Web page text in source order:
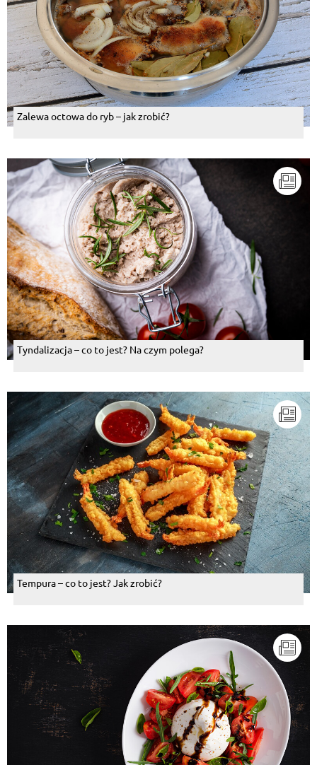
Zalewa octowa do ryb – jak zrobić?
Tyndalizacja – co to jest? Na czym polega?
Tempura – co to jest? Jak zrobić?